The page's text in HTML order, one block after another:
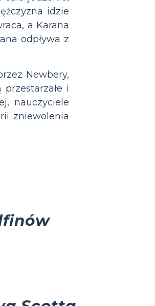
idzie
a Karana
odpływa z
Newbery,
i
nauczyciele
zniewolenia